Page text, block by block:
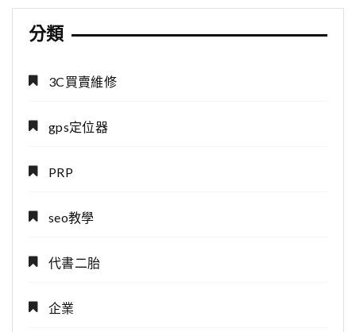
分類
3C買賣維修
gps定位器
PRP
seo教學
代書二胎
企業